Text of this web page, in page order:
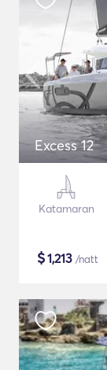
Excess 12
Katamaran
$1,213 /natt